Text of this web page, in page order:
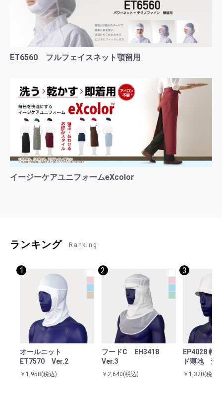
ET6560 フルフェイスネット顎留用
イージーケアユニフォームeXcolor
ランキング Ranking
1
オールニット
ET7570 Ver.2
￥1,958(税込)
2
フードC EH3418
Ver.3
￥2,640(税込)
3
EP4028 帽
ド薄地 天
￥1,320(税込)